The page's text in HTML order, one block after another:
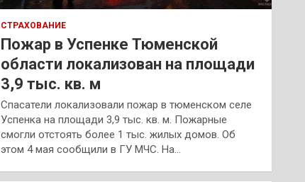
СТРАХОВАНИЕ
Пожар в Успенке Тюменской
области локализован на площади
3,9 тыс. кв. м
Спасатели локализовали пожар в тюменском селе
Успенка на площади 3,9 тыс. кв. м. Пожарные
смогли отстоять более 1 тыс. жилых домов. Об
этом 4 мая сообщили в ГУ МЧС. На…